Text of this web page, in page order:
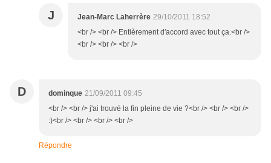
J Jean-Marc Laherrère 29/10/2011 18:52
<br /> <br /> Entièrement d'accord avec tout ça.<br />
<br /> <br /> <br />
D dominque 21/09/2011 09:45
<br /> <br /> j'ai trouvé la fin pleine de vie ?<br /> <br /> <br />
:)<br /> <br /> <br /> <br />
Répondre